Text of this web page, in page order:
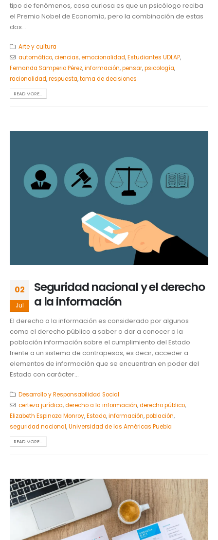
tipo de fenómenos, cosa curiosa es que un psicólogo reciba
el Premio Nobel de Economía, pero la combinación de estas
dos...
Arte y cultura
automático,ciencias,emocionalidad,Estudiantes UDLAP,
Fernanda Samperio Pérez,información,pensar,psicología,
racionalidad,respuesta,toma de decisiones
READ MORE...
02
Jul
Seguridad nacional y el derecho
a la información
El derecho a la información es considerado por algunos
como el derecho público a saber o dar a conocer a la
población información sobre el cumplimiento del Estado
frente a un sistema de contrapesos, es decir, acceder a
elementos de información que se encuentran en poder del
Estado con carácter...
Desarrollo y Responsabilidad Social
certeza jurídica,derecho a la información,derecho público,
Elizabeth Espinoza Monroy,Estado,información,población,
seguridad nacional,Universidad de las Américas Puebla
READ MORE...